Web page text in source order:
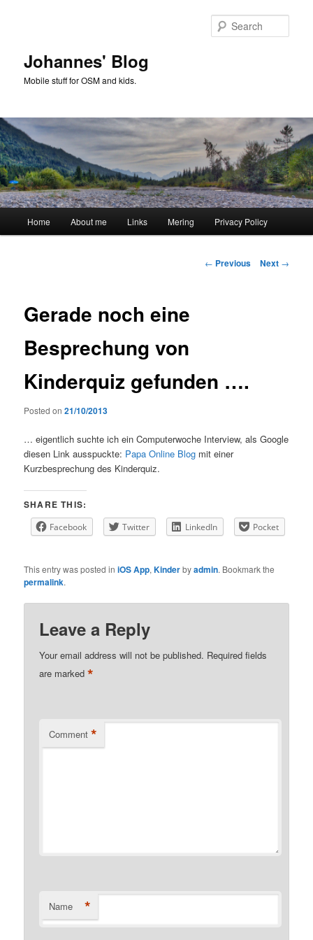
Johannes' Blog
Mobile stuff for OSM and kids.
Home About me Links Mering Privacy Policy
Post
← Previous Next →
Gerade noch eine
Besprechung von
Kinderquiz gefunden ….
Posted on21/10/2013
… eigentlich suchte ich ein Computerwoche Interview, als Google
diesen Link ausspuckte: Papa Online Blog mit einer
Kurzbesprechung des Kinderquiz.
SHARE THIS:
Facebook Twitter LinkedIn Pocket
This entry was posted iniOS App,Kinderbyadmin. Bookmark the
permalink.
Leave a Reply
Your email address will not be published. Required fields
are marked*
Comment *
Name *